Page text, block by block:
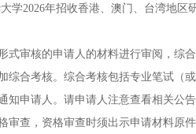
学2026年招收香港、澳门、台湾地区
式审核的申请人的材料进行审阅，综
综合考核。综合考核包括专业笔试（
知申请人。请申请人注意查看相关公
审查，资格审查时须出示申请材料原